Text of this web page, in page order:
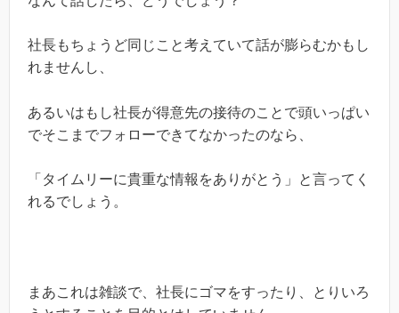
社長もちょうど同じこと考えていて話が膨らむかもし
れませんし、
あるいはもし社長が得意先の接待のことで頭いっぱい
でそこまでフォローできてなかったのなら、
「タイムリーに貴重な情報をありがとう」と言ってく
れるでしょう。
まあこれは雑談で、社長にゴマをすったり、とりいろ